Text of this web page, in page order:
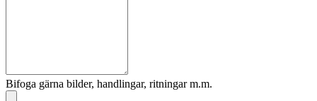
Bifoga gärna bilder, handlingar, ritningar m.m.